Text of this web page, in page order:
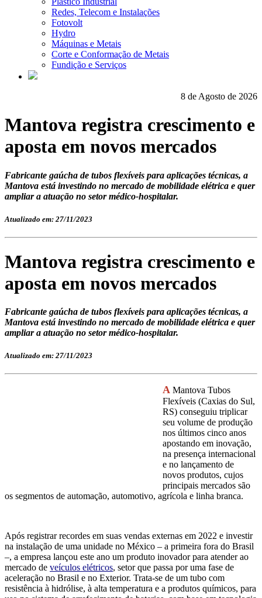
Redes, Telecom e Instalações
Fotovolt
Hydro
Máquinas e Metais
Corte e Conformação de Metais
Fundição e Serviços
8 de Agosto de 2026
Mantova registra crescimento e
aposta em novos mercados
Fabricante gaúcha de tubos flexíveis para aplicações técnicas, a
Mantova está investindo no mercado de mobilidade elétrica e quer
ampliar a atuação no setor médico-hospitalar.
Atualizado em: 27/11/2023
Mantova registra crescimento e
aposta em novos mercados
Fabricante gaúcha de tubos flexíveis para aplicações técnicas, a
Mantova está investindo no mercado de mobilidade elétrica e quer
ampliar a atuação no setor médico-hospitalar.
Atualizado em: 27/11/2023
A Mantova Tubos
Flexíveis (Caxias do Sul,
RS) conseguiu triplicar
seu volume de produção
nos últimos cinco anos
apostando em inovação,
na presença internacional
e no lançamento de
novos produtos, cujos
principais mercados são
os segmentos de automação, automotivo, agrícola e linha branca.
Após registrar recordes em suas vendas externas em 2022 e investir
na instalação de uma unidade no México – a primeira fora do Brasil
–, a empresa lançou este ano um produto inovador para atender ao
mercado de veículos elétricos, setor que passa por uma fase de
aceleração no Brasil e no Exterior. Trata-se de um tubo com
resistência à hidrólise, à alta temperatura e a produtos químicos, para